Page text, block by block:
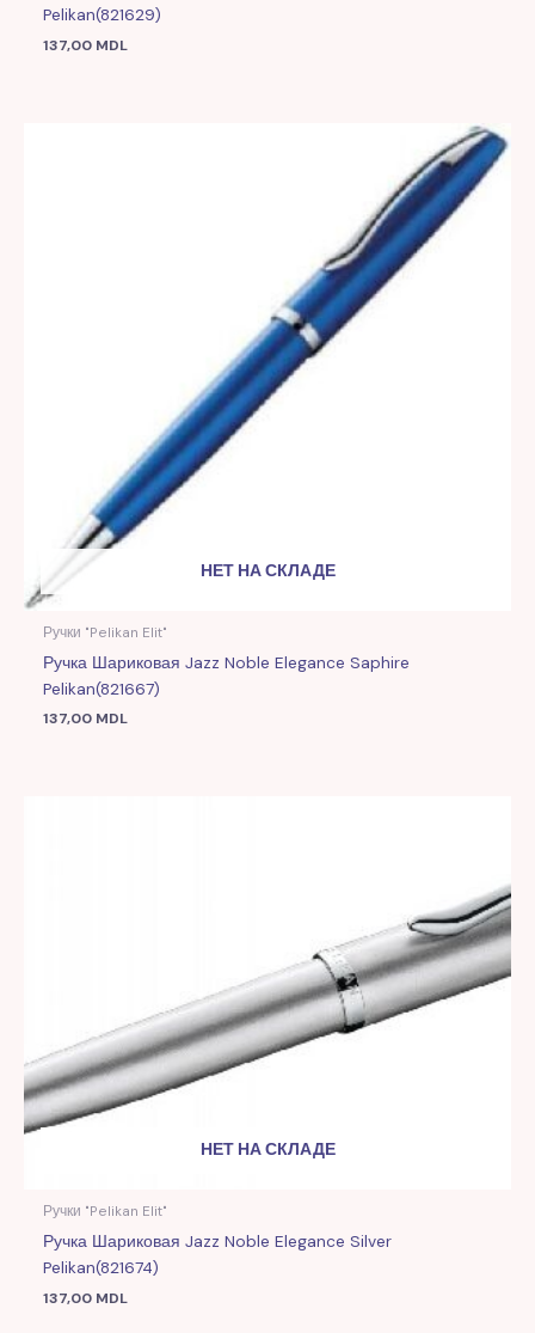
Pelikan(821629)
137,00 MDL
НЕТ НА СКЛАДЕ
Ручки "Pelikan Elit"
Ручка Шариковая Jazz Noble Elegance Saphire
Pelikan(821667)
137,00 MDL
НЕТ НА СКЛАДЕ
Ручки "Pelikan Elit"
Ручка Шариковая Jazz Noble Elegance Silver
Pelikan(821674)
137,00 MDL